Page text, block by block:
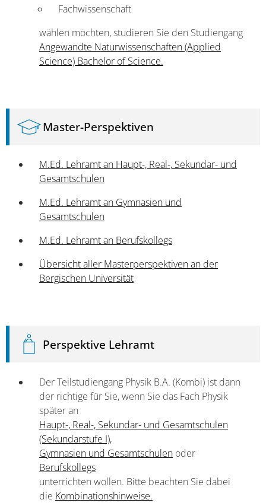
Fachwissenschaft
wählen möchten, studieren Sie den Studiengang
Angewandte Naturwissenschaften (Applied
Science) Bachelor of Science.
Master-Perspektiven
M.Ed. Lehramt an Haupt-, Real-, Sekundar- und
Gesamtschulen
M.Ed. Lehramt an Gymnasien und
Gesamtschulen
M.Ed. Lehramt an Berufskollegs
Übersicht aller Masterperspektiven an der
Bergischen Universität
Perspektive Lehramt
Der Teilstudiengang Physik B.A. (Kombi) ist dann
der richtige für Sie, wenn Sie das Fach Physik
später an
Haupt-, Real-, Sekundar- und Gesamtschulen
(Sekundarstufe I),
Gymnasien und Gesamtschulen oder
Berufskollegs
unterrichten wollen. Bitte beachten Sie dabei
die Kombinationshinweise.